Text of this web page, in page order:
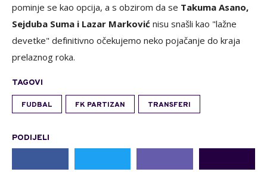
pominje se kao opcija, a s obzirom da se Takuma Asano,
Sejduba Suma i Lazar Marković nisu snašli kao "lažne
devetke" definitivno očekujemo neko pojačanje do kraja
prelaznog roka.
TAGOVI
FUDBAL FK PARTIZAN TRANSFERI
PODIJELI